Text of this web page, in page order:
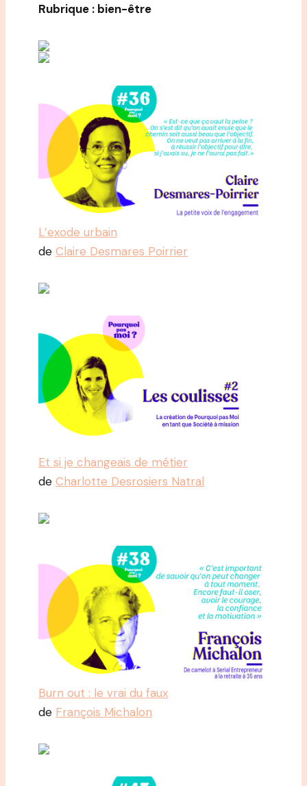
Rubrique : bien-être
L’exode urbain
de Claire Desmares Poirrier
Et si je changeais de métier
de Charlotte Desrosiers Natral
Burn out : le vrai du faux
de François Michalon